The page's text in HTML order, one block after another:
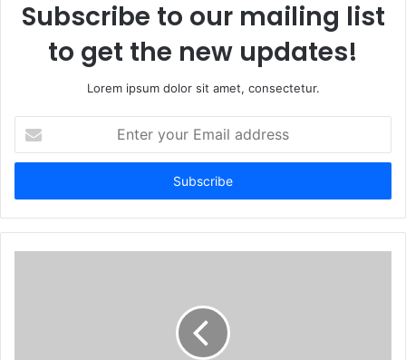
Subscribe to our mailing list
to get the new updates!
Lorem ipsum dolor sit amet, consectetur.
your
Email